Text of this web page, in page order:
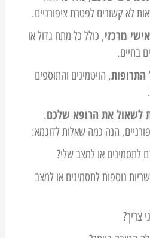
לא קשורים לפטרת ציפורניים.
מרכזי, כולל כל מתח גדול או
בחיים.
, הויטמינים והתוספים
לשאול את הרופא שלכם.
הנה כמה שאלות לדוגמא:
לתסמינים או למצב שלי?
נוספות לתסמינים או למצב
צריך?